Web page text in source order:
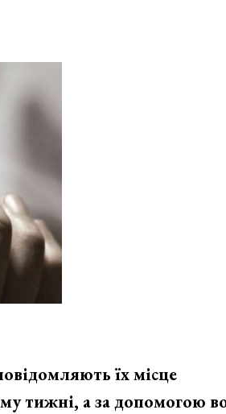
їх місце
тижні, а за допомогою